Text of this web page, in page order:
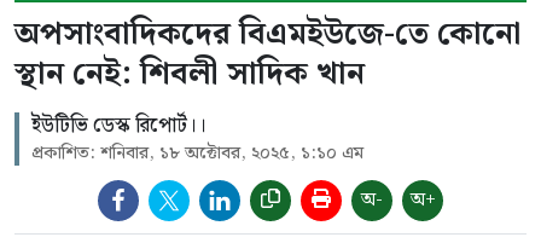
অপসাংবাদিকদের বিএমইউজে-তে কোনো
স্থান নেই: শিবলী সাদিক খান
ইউটিভি ডেস্ক রিপোর্ট।।
প্রকাশিত: শনিবার, ১৮ অক্টোবর, ২০২৫, ১:১০ এম
অ- অ+